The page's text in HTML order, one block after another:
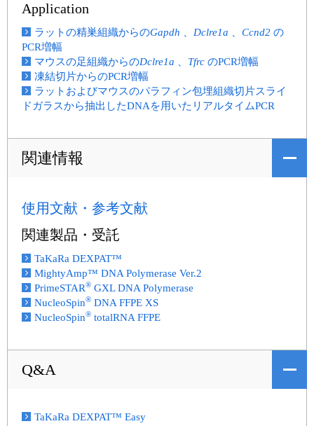
Application
ラットの精巣組織からのGapdh Dclre1a Ccnd2 の
PCR増幅
マウスの足組織からのDclre1a Tfrc のPCR増幅
凍結切片からのPCR増幅
ラットおよびマウスのパラフィン包埋組織切片スライ
ドガラスから抽出したDNAを用いたリアルタイムPCR
関連情報
使用文献・参考文献
関連製品・受託
TaKaRa DEXPAT™
MightyAmp™ DNA Polymerase Ver.2
PrimeSTAR® GXL DNA Polymerase
NucleoSpin® DNA FFPE XS
NucleoSpin® totalRNA FFPE
Q&A
TaKaRa DEXPAT™ Easy